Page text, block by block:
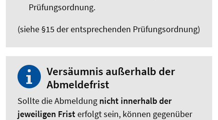
Prüfungsordnung.
(siehe §15 der entsprechenden Prüfungsordnung)
Versäumnis außerhalb der
Abmeldefrist
Sollte die Abmeldung nicht innerhalb der
jeweiligen Fristerfolgt sein, können gegenüber